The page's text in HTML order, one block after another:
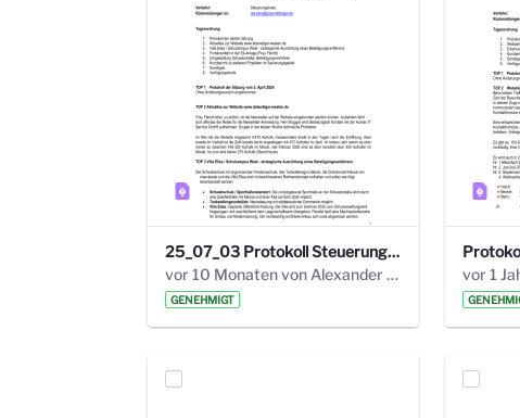
25_07_03 Protokoll Steuerungskreis.pdf
vor 10 Monaten von Alexander Orlowski
GENEHMIGT
vor 1